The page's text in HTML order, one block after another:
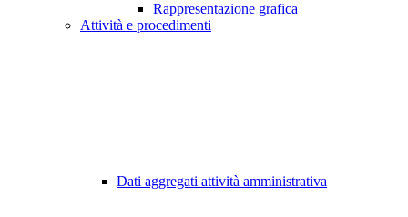
Rappresentazione grafica
Attività e procedimenti
Dati aggregati attività amministrativa